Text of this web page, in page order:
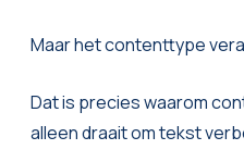
Maar het contenttype
Dat is precies waarom
alleen draait om tekst